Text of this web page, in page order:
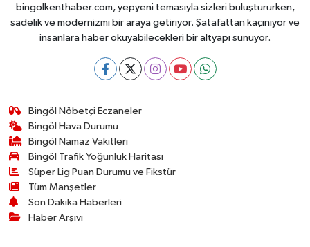
bingolkenthaber.com, yepyeni temasıyla sizleri buluştururken,
sadelik ve modernizmi bir araya getiriyor. Şatafattan kaçınıyor ve
insanlara haber okuyabilecekleri bir altyapı sunuyor.
Bingöl Nöbetçi Eczaneler
Bingöl Hava Durumu
Bingöl Namaz Vakitleri
Bingöl Trafik Yoğunluk Haritası
Süper Lig Puan Durumu ve Fikstür
Tüm Manşetler
Son Dakika Haberleri
Haber Arşivi